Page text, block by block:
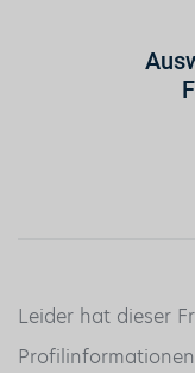
Leider hat dieser